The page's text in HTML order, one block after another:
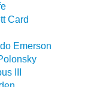
Card
Emerson
III